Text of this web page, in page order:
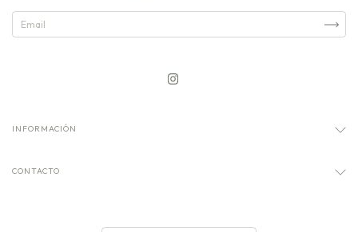
INFORMACIÓN
CONTACTO